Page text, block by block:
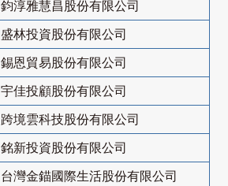
鈞淳雅慧昌股份有限公司
盛林投資股份有限公司
錫恩貿易股份有限公司
宇佳投顧股份有限公司
跨境雲科技股份有限公司
銘新投資股份有限公司
台灣金錨國際生活股份有限公司